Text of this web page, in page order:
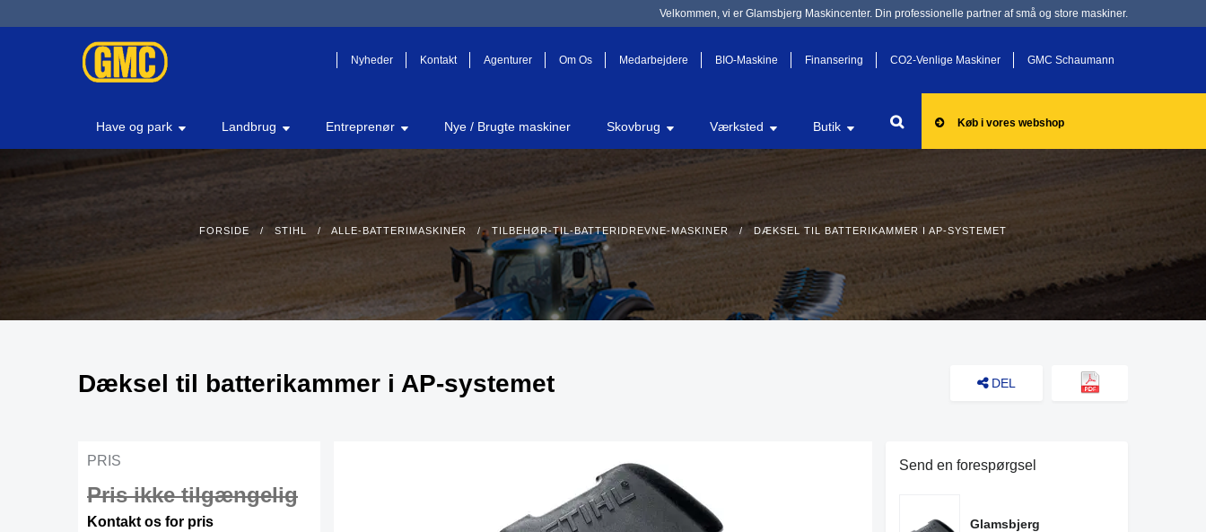
Velkommen, vi er Glamsbjerg Maskincenter. Din professionelle partner af små og store maskiner.
Nyheder Kontakt Agenturer Om Os Medarbejdere BIO-Maskine Finansering CO2-Venlige Maskiner GMC Schaumann
Have og park Landbrug Entreprenør Nye / Brugte maskiner Skovbrug Værksted Butik Køb i vores webshop
FORSIDE / STIHL / ALLE-BATTERIMASKINER / TILBEHØR-TIL-BATTERIDREVNE-MASKINER/ DÆKSEL TIL BATTERIKAMMER I AP-SYSTEMET
Dæksel til batterikammer i AP-systemet DEL
PRIS
Pris ikke tilgængelig
Kontakt os for pris
Send en forespørgsel
Glamsbjerg